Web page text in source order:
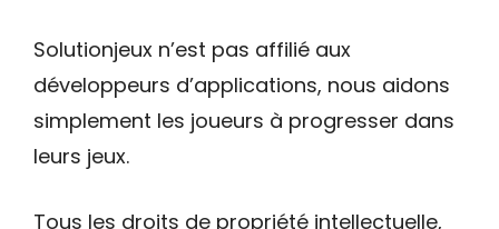
Solutionjeux n’est pas affilié aux
développeurs d’applications, nous aidons
simplement les joueurs à progresser dans
leurs jeux.
Tous les droits de propriété intellectuelle,